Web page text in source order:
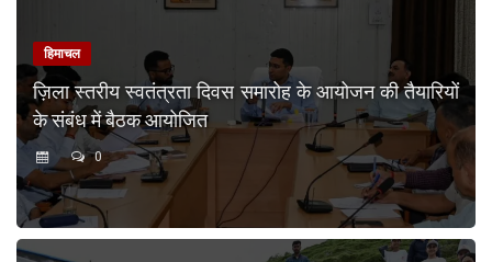
हिमाचल
ज़िला स्तरीय स्वतंत्रता दिवस समारोह के आयोजन की तैयारियों
के संबंध में बैठक आयोजित
0